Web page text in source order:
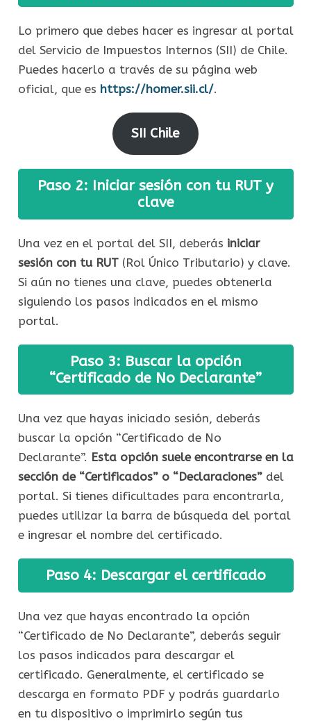
Lo primero que debes hacer es ingresar al portal
del Servicio de Impuestos Internos (SII) de Chile.
Puedes hacerlo a través de su página web
oficial, que es https://homer.sii.cl/.
SII Chile
Paso 2: Iniciar sesión con tu RUT y
clave
Una vez en el portal del SII, deberás iniciar
sesión con tu RUT(Rol Único Tributario) y clave.
Si aún no tienes una clave, puedes obtenerla
siguiendo los pasos indicados en el mismo
portal.
Paso 3: Buscar la opción
“Certificado de No Declarante”
Una vez que hayas iniciado sesión, deberás
buscar la opción “Certificado de No
Declarante”. Esta opción suele encontrarse en la
sección de “Certificados” o “Declaraciones”del
portal. Si tienes dificultades para encontrarla,
puedes utilizar la barra de búsqueda del portal
e ingresar el nombre del certificado.
Paso 4: Descargar el certificado
Una vez que hayas encontrado la opción
“Certificado de No Declarante”, deberás seguir
los pasos indicados para descargar el
certificado. Generalmente, el certificado se
descarga en formato PDF y podrás guardarlo
en tu dispositivo o imprimirlo según tus